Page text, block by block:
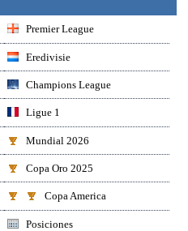
Premier League
Eredivisie
Champions League
Ligue 1
Mundial 2026
Copa Oro 2025
Copa America
Posiciones